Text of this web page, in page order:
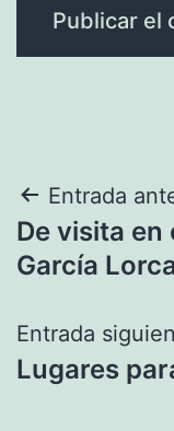
de
Entrada
De visita en
García
Entrada
Lugares